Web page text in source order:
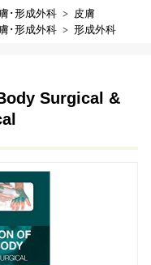
･形成外科
皮膚
･形成外科 形成外科
Surgical &